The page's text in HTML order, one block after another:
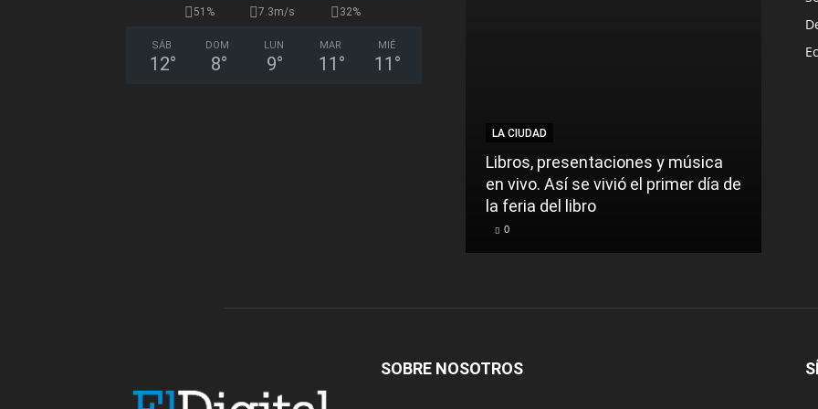
51% 7.3m/s 32%
SÁB
12°
DOM
8°
LUN
9°
MAR
11 °
MIÉ
11 °
LA CIUDAD
Libros, presentaciones y música
en vivo. Así se vivió el primer día de
la feria del libro
0
SOBRE NOSOTROS